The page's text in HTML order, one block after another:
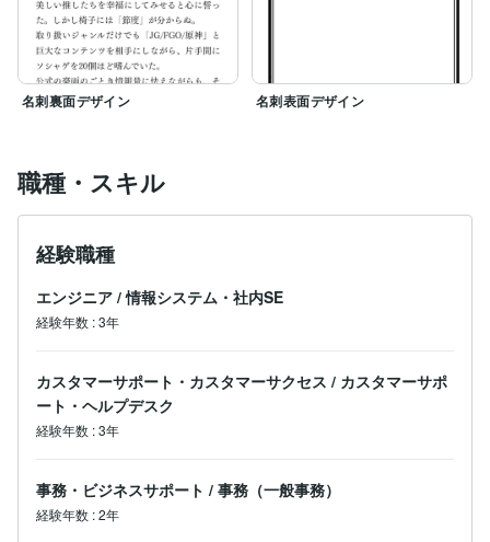
名刺裏面デザイン 名刺表面デザイン
職種・スキル
経験職種
エンジニア / 情報システム・社内SE
経験年数 :3年
カスタマーサポート・カスタマーサクセス / カスタマーサポ
ート・ヘルプデスク
経験年数 :3年
事務・ビジネスサポート / 事務（一般事務）
経験年数 :2年